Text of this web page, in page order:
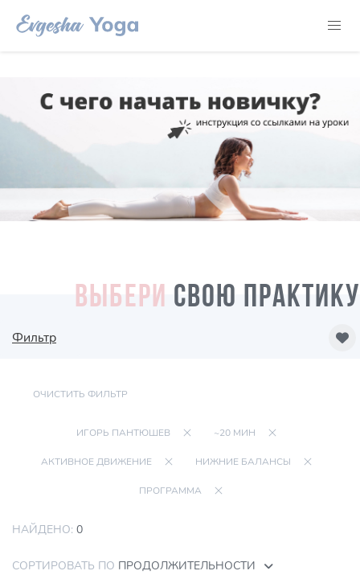
ВЫБЕРИ СВОЮ ПРАКТИКУ
Фильтр
ОЧИСТИТЬ ФИЛЬТР
ИГОРЬ ПАНТЮШЕВ ~20 МИН
АКТИВНОЕ ДВИЖЕНИЕ НИЖНИЕ БАЛАНСЫ
ПРОГРАММА
НАЙДЕНО: 0
СОРТИРОВАТЬ ПО ПРОДОЛЖИТЕЛЬНОСТИ